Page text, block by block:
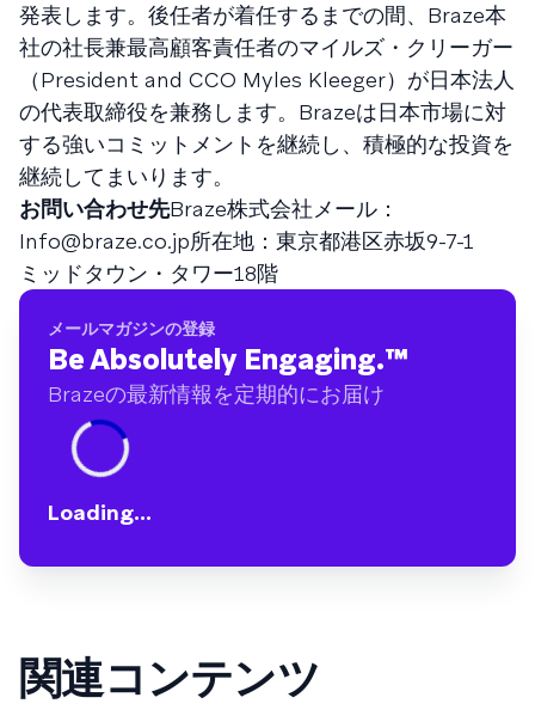
発表します。後任者が着任するまでの間、Braze本
社の社長兼最高顧客責任者のマイルズ・クリーガー
（President and CCO Myles Kleeger）が日本法人
の代表取締役を兼務します。Brazeは日本市場に対
する強いコミットメントを継続し、積極的な投資を
継続してまいります。
お問い合わせ先Braze株式会社メール：
Info@braze.co.jp所在地：東京都港区赤坂9-7-1
ミッドタウン・タワー18階
メールマガジンの登録
Be Absolutely Engaging.™
Brazeの最新情報を定期的にお届け
Loading...
関連コンテンツ